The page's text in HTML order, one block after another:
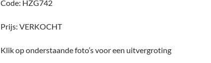
Code: HZG742
Prijs: VERKOCHT
Klik op onderstaande foto’s voor een uitvergroting